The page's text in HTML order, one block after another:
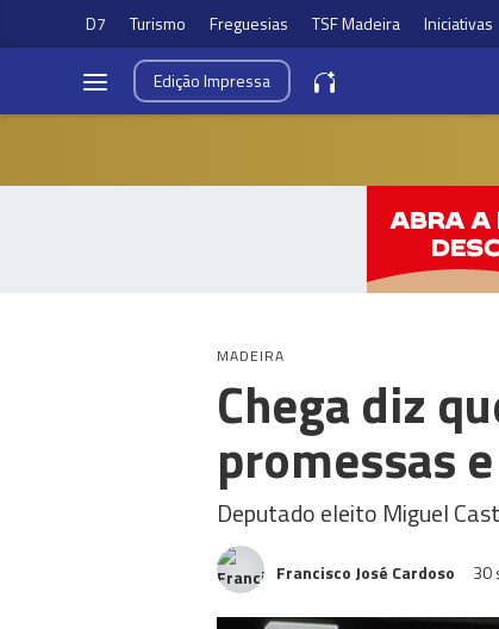
D7 Turismo Freguesias TSF Madeira Iniciativas
EdiçãoImpressa
MADEIRA
Chega diz
promessas
Deputado eleito Miguel
Francisco José Cardoso 30